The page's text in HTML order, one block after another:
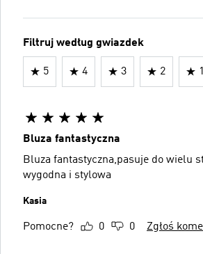
Filtruj według gwiazdek
5 4 3 2 1
Bluza fantastyczna
Bluza fantastyczna,pasuje do wielu
wygodna i stylowa
Kasia
Pomocne? 0 0 Zgłoś